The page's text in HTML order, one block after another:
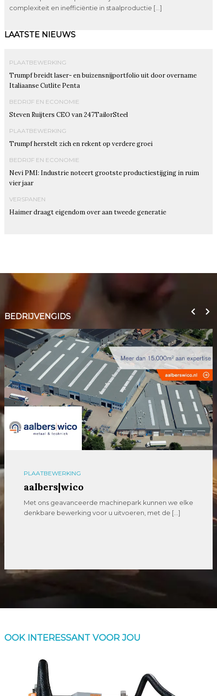
complexiteit en inefficiëntie in staalproductie […]
LAATSTE NIEUWS
PLAATBEWERKING
Trumpf breidt laser- en buizensnijportfolio uit door overname
Italiaanse Cutlite Penta
BEDRIJF EN ECONOMIE
Steven Ruijters CEO van 247TailorSteel
PLAATBEWERKING
Trumpf herstelt zich en rekent op verdere groei
BEDRIJF EN ECONOMIE
Nevi PMI: Industrie noteert grootste productiestijging in ruim
vier jaar
VERSPANEN
Haimer draagt eigendom over aan tweede generatie
BEDRIJVENGIDS
PLAATBEWERKING
aalbers|wico
Met ons geavanceerde machinepark kunnen we elke
denkbare bewerking voor u uitvoeren, met de […]
OOK INTERESSANT VOOR JOU